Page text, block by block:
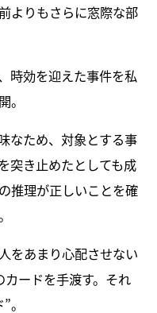
よりもさらに窓際な部
時効を迎えた事件を私
。
なため、対象とする事
突き止めたとしても成
推理が正しいことを確
をあまり心配させない
ードを手渡す。それ
。